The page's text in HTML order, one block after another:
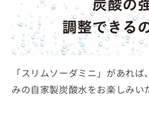
「スリムソーダミニ」があれ
みの自家製炭酸水をお楽しみい